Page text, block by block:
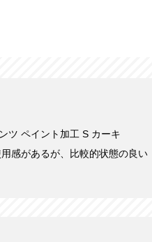
ツ ペイント加工 S カーキ
感があるが、比較的状態の良い